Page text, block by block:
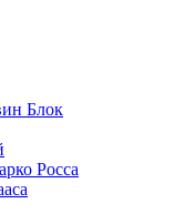
Блок
Росса